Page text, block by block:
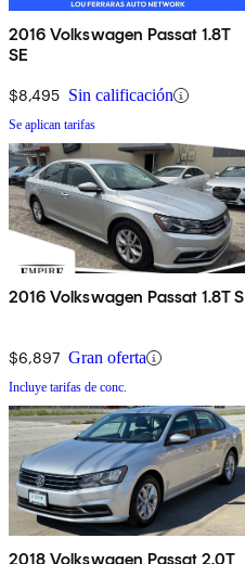
2016 Volkswagen Passat 1.8T
SE
$8,495 Sin calificación
Se aplican tarifas
2016 Volkswagen Passat 1.8T S
$6,897 Gran oferta
Incluye tarifas de conc.
2018 Volkswagen Passat 2.0T